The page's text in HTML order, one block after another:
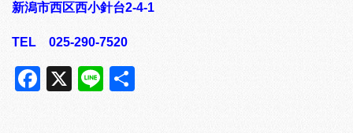
新潟市西区西小針台2-4-1
TEL 025-290-7520
Facebook
X Line